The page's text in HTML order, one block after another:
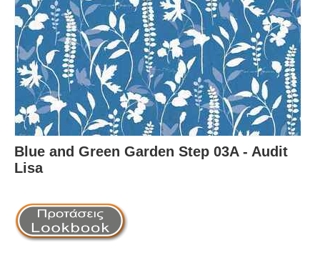
Blue and Green Garden Step 03A - Audit
Lisa